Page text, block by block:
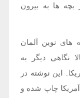
ها به بیرون
های نوین آلمان
نگاهی دیگر به
این نوشته در
چاپ شده و